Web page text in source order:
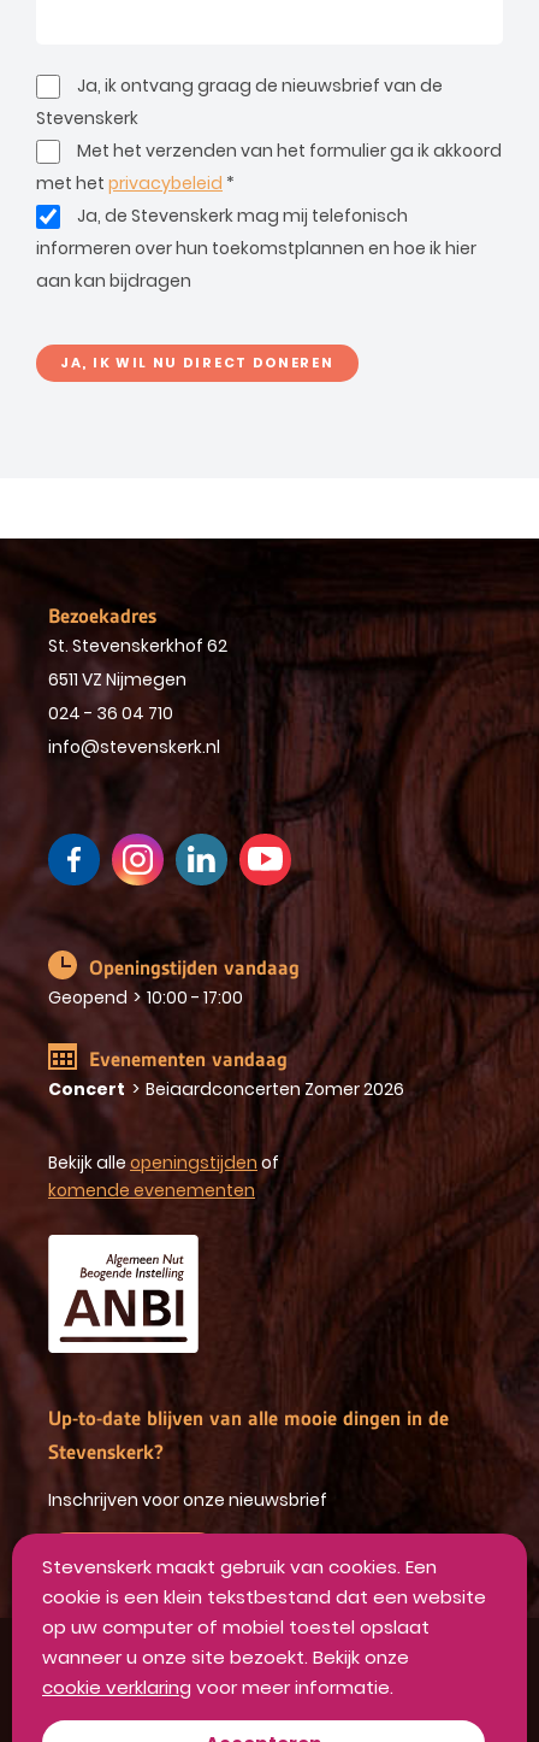
Ja, ik ontvang graag de nieuwsbrief van de
Stevenskerk
Met het verzenden van het formulier ga ik akkoord
met het privacybeleid *
Ja, de Stevenskerk mag mij telefonisch
informeren over hun toekomstplannen en hoe ik hier
aan kan bijdragen
JA, IK WIL NU DIRECT DONEREN
Bezoekadres
St. Stevenskerkhof 62
6511 VZ Nijmegen
024 - 36 04 710
info@stevenskerk.nl
Openingstijden vandaag
Geopend > 10:00 - 17:00
Evenementen vandaag
Concert > Beiaardconcerten Zomer 2026
Bekijk alle openingstijden of
komende evenementen
Up-to-date blijven van alle mooie dingen in de
Stevenskerk?
Inschrijven voor onze nieuwsbrief
Algemene voorwaarden
Privacyverklaring
Disclaimer
Stevenskerk maakt gebruik van cookies. Een
cookie is een klein tekstbestand dat een website
op uw computer of mobiel toestel opslaat
wanneer u onze site bezoekt. Bekijk onze
cookie verklaring voor meer informatie.